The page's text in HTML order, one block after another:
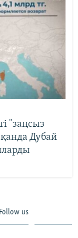
"заңсыз
Дубай
Follow us